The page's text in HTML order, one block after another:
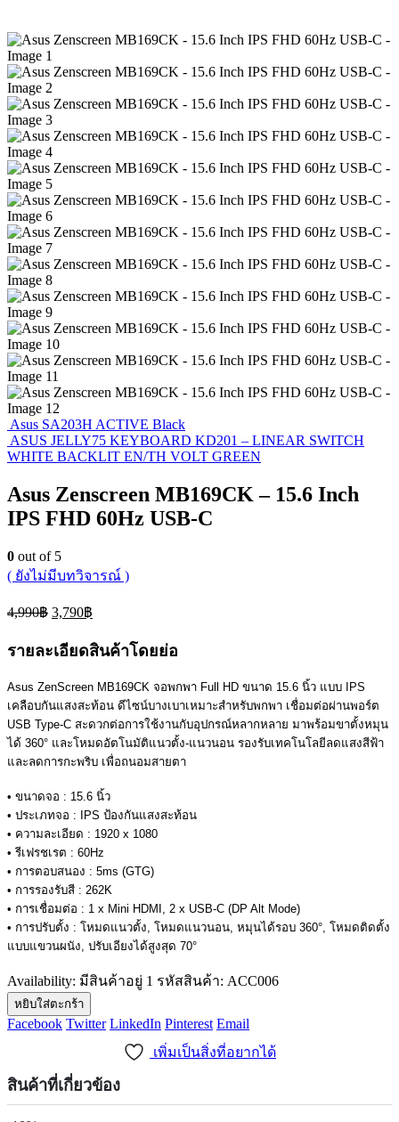
Asus SA203H ACTIVE Black
ASUS JELLY75 KEYBOARD KD201 – LINEAR SWITCH
WHITE BACKLIT EN/TH VOLT GREEN
Asus Zenscreen MB169CK – 15.6 Inch
IPS FHD 60Hz USB-C
0 out of 5
( ยังไม่มีบทวิจารณ์ )
4,990฿ Original
price
was:
4,990฿.
3,790฿
price
is:
3,790฿.
รายละเอียดสินค้าโดยย่อ
Asus ZenScreen MB169CK จอพกพา Full HD ขนาด 15.6 นิ้ว แบบ IPS
เคลือบกันแสงสะท้อน ดีไซน์บางเบาเหมาะสำหรับพกพา เชื่อมต่อผ่านพอร์ต
USB Type-C สะดวกต่อการใช้งานกับอุปกรณ์หลากหลาย มาพร้อมขาตั้งหมุน
ได้ 360° และโหมดอัตโนมัติแนวตั้ง-แนวนอน รองรับเทคโนโลยีลดแสงสีฟ้า
และลดการกะพริบ เพื่อถนอมสายตา
• ขนาดจอ : 15.6 นิ้ว
• ประเภทจอ : IPS ป้องกันแสงสะท้อน
• ความละเอียด : 1920 x 1080
• รีเฟรชเรต : 60Hz
• การตอบสนอง : 5ms (GTG)
• การรองรับสี : 262K
• การเชื่อมต่อ : 1 x Mini HDMI, 2 x USB-C (DP Alt Mode)
• การปรับตั้ง : โหมดแนวตั้ง, โหมดแนวนอน, หมุนได้รอบ 360°, โหมดติดตั้ง
แบบแขวนผนัง, ปรับเอียงได้สูงสุด 70°
Availability: มีสินค้าอยู่ 1 รหัสสินค้า: ACC006
หยิบใส่ตะกร้า
Facebook Twitter LinkedIn Pinterest Email
เพิ่มเป็นสิ่งที่อยากได้
สินค้าที่เกี่ยวข้อง